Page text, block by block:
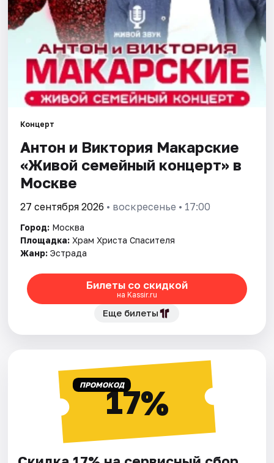
Города
Площадки
Артисты
Концерт
Антон и Виктория Макарские
«Живой семейный концерт» в
Москве
27 сентября 2026 • воскресенье • 17:00
Город: Москва
Площадка: Храм Христа Спасителя
Жанр: Эстрада
Билеты со скидкой
на Kassir.ru
Еще билеты
ПРОМОКОД17%